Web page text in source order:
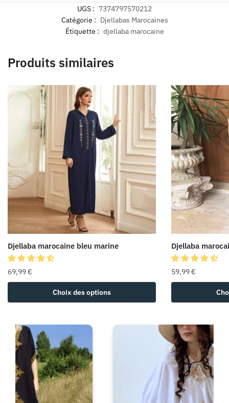
UGS : 7374797570212
Catégorie : Djellabas Marocaines
Étiquette : djellaba marocaine
Produits similaires
Djellaba marocaine bleu marine
69,99€
Choix des options
Djellaba
59,99€